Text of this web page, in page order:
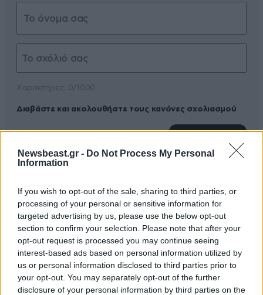
Newsbeast.gr - Do Not Process My Personal
Information
If you wish to opt-out of the sale, sharing to third parties, or
processing of your personal or sensitive information for
targeted advertising by us, please use the below opt-out
section to confirm your selection. Please note that after your
opt-out request is processed you may continue seeing
interest-based ads based on personal information utilized by
us or personal information disclosed to third parties prior to
your opt-out. You may separately opt-out of the further
disclosure of your personal information by third parties on the
Διαβάστε και ακολουθήστε τους κανόνες σχολιασμού
TRENDING